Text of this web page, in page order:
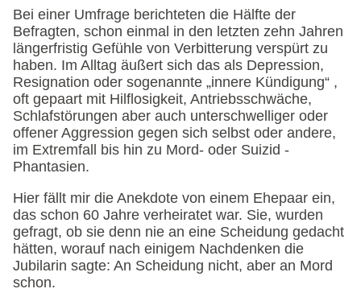
Bei einer Umfrage berichteten die Hälfte der
Befragten, schon einmal in den letzten zehn Jahren
längerfristig Gefühle von Verbitterung verspürt zu
haben. Im Alltag äußert sich das als Depression,
Resignation oder sogenannte „innere Kündigung“ ,
oft gepaart mit Hilflosigkeit, Antriebsschwäche,
Schlafstörungen aber auch unterschwelliger oder
offener Aggression gegen sich selbst oder andere,
im Extremfall bis hin zu Mord- oder Suizid -
Phantasien.
Hier fällt mir die Anekdote von einem Ehepaar ein,
das schon 60 Jahre verheiratet war. Sie, wurden
gefragt, ob sie denn nie an eine Scheidung gedacht
hätten, worauf nach einigem Nachdenken die
Jubilarin sagte: An Scheidung nicht, aber an Mord
schon.